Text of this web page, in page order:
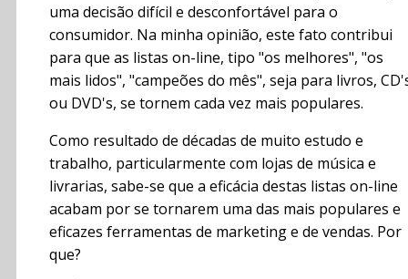
uma decisão difícil e desconfortável para o
consumidor. Na minha opinião, este fato contribui
para que as listas on-line, tipo "os melhores", "os
mais lidos", "campeões do mês", seja para livros,
ou DVD's, se tornem cada vez mais populares.
Como resultado de décadas de muito estudo e
trabalho, particularmente com lojas de música e
livrarias, sabe-se que a eficácia destas listas on-line
acabam por se tornarem uma das mais populares e
eficazes ferramentas de marketing e de vendas. Por
que?